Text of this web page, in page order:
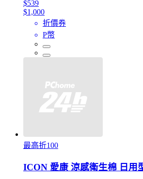
$539
$1,000
折價券
P幣
最高折100
ICON 愛康 涼感衛生棉 日用